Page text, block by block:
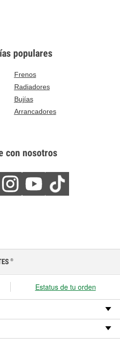
populares
Frenos
Radiadores
Bujías
Arrancadores
con nosotros
®
Estatus de tu orden